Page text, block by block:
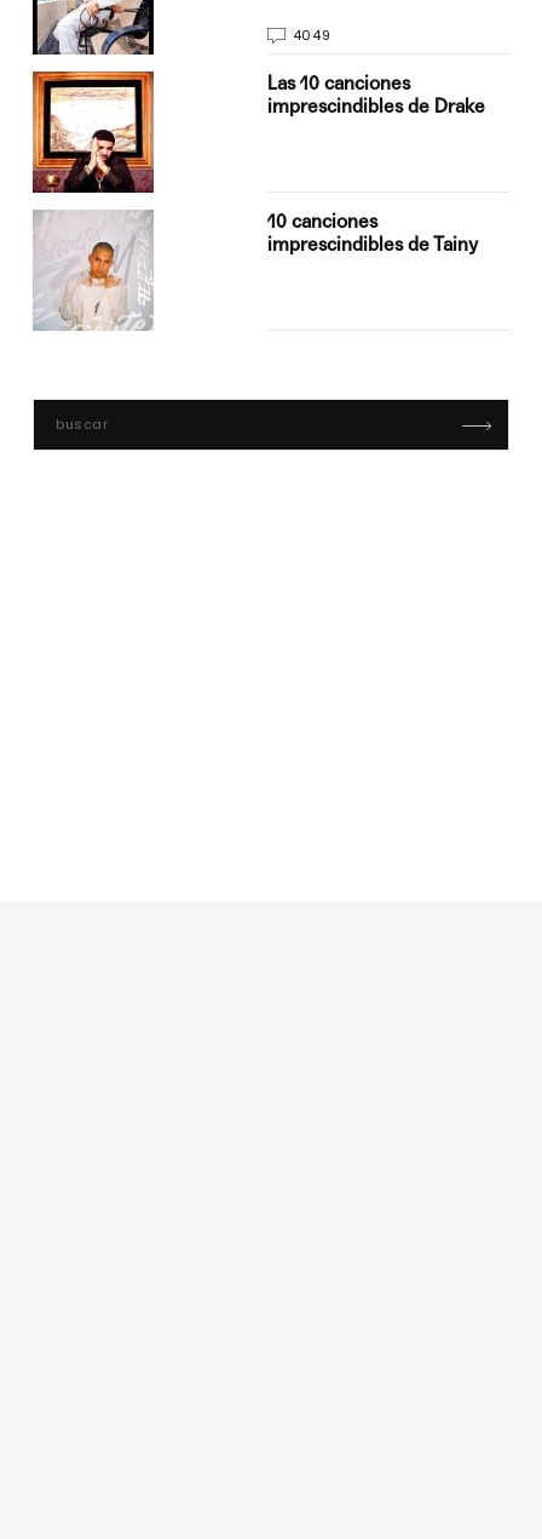
4049
Las 10 canciones
imprescindibles de Drake
10 canciones
imprescindibles de Tainy